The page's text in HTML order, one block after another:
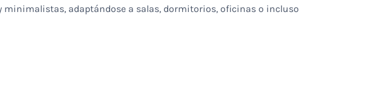
minimalistas, adaptándose a salas, dormitorios, oficinas o incluso